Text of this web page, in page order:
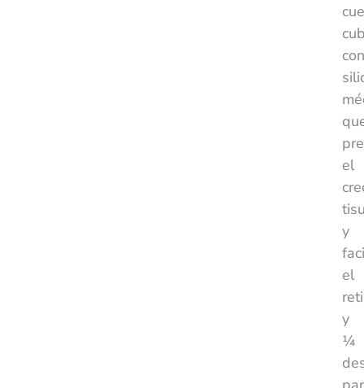
el
y
el
y
¼